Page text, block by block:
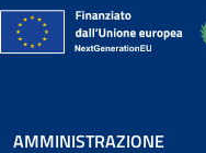
AMMINISTRAZIONE